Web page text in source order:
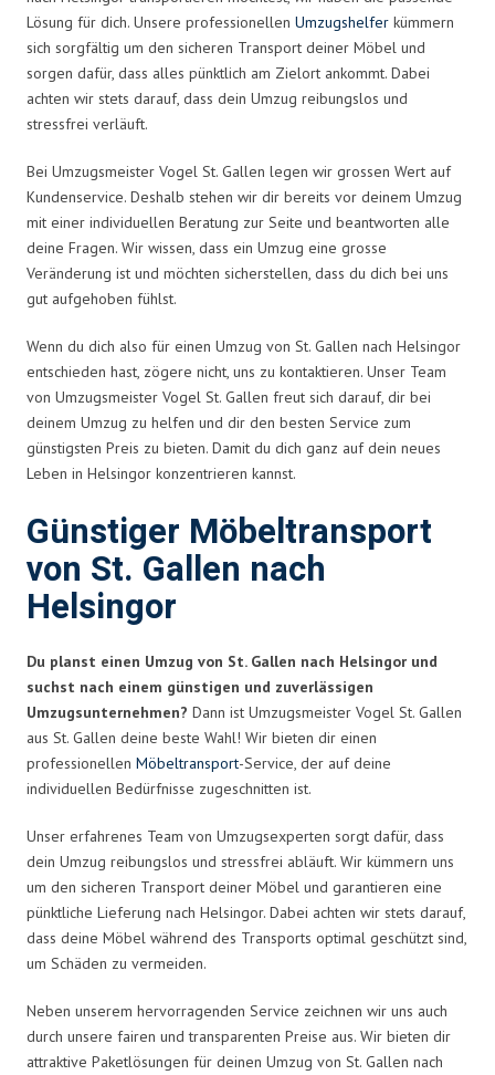
Lösung für dich. Unsere professionellen Umzugshelfer kümmern
sich sorgfältig um den sicheren Transport deiner Möbel und
sorgen dafür, dass alles pünktlich am Zielort ankommt. Dabei
achten wir stets darauf, dass dein Umzug reibungslos und
stressfrei verläuft.
Bei Umzugsmeister Vogel St. Gallen legen wir grossen Wert auf
Kundenservice. Deshalb stehen wir dir bereits vor deinem Umzug
mit einer individuellen Beratung zur Seite und beantworten alle
deine Fragen. Wir wissen, dass ein Umzug eine grosse
Veränderung ist und möchten sicherstellen, dass du dich bei uns
gut aufgehoben fühlst.
Wenn du dich also für einen Umzug von St. Gallen nach Helsingor
entschieden hast, zögere nicht, uns zu kontaktieren. Unser Team
von Umzugsmeister Vogel St. Gallen freut sich darauf, dir bei
deinem Umzug zu helfen und dir den besten Service zum
günstigsten Preis zu bieten. Damit du dich ganz auf dein neues
Leben in Helsingor konzentrieren kannst.
Günstiger Möbeltransport
von St. Gallen nach
Helsingor
Du planst einen Umzug von St. Gallen nach Helsingor und
suchst nach einem günstigen und zuverlässigen
Umzugsunternehmen? Dann ist Umzugsmeister Vogel St. Gallen
aus St. Gallen deine beste Wahl! Wir bieten dir einen
professionellen Möbeltransport-Service, der auf deine
individuellen Bedürfnisse zugeschnitten ist.
Unser erfahrenes Team von Umzugsexperten sorgt dafür, dass
dein Umzug reibungslos und stressfrei abläuft. Wir kümmern uns
um den sicheren Transport deiner Möbel und garantieren eine
pünktliche Lieferung nach Helsingor. Dabei achten wir stets darauf,
dass deine Möbel während des Transports optimal geschützt sind,
um Schäden zu vermeiden.
Neben unserem hervorragenden Service zeichnen wir uns auch
durch unsere fairen und transparenten Preise aus. Wir bieten dir
attraktive Paketlösungen für deinen Umzug von St. Gallen nach